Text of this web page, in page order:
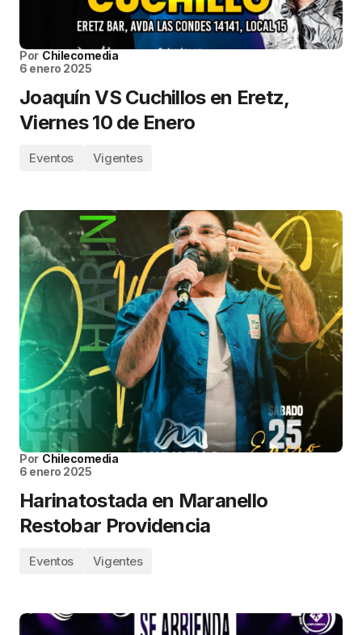
Por Chilecomedia
6 enero 2025
Joaquín VS Cuchillos en Eretz,
Viernes 10 de Enero
Eventos Vigentes
Por Chilecomedia
6 enero 2025
Harinatostada en Maranello
Restobar Providencia
Eventos Vigentes